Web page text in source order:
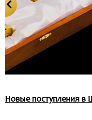
Новые поступления в